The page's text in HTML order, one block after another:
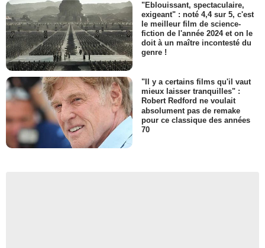
"Eblouissant, spectaculaire,
exigeant" : noté 4,4 sur 5, c'est
le meilleur film de science-
fiction de l'année 2024 et on le
doit à un maître incontesté du
genre !
"Il y a certains films qu'il vaut
mieux laisser tranquilles" :
Robert Redford ne voulait
absolument pas de remake
pour ce classique des années
70